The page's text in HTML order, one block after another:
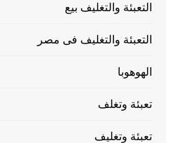
التعبئة والتغليف بيع
التعبئة والتغليف فى مصر
الهوهوبا
تعبئة وتغلف
تعبئة وتغليف